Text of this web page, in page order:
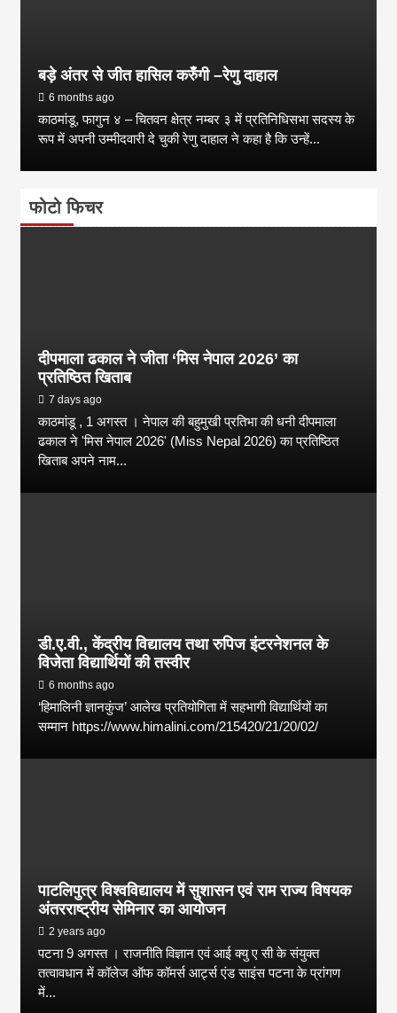
बड़े अंतर से जीत हासिल करुँंगी –रेणु दाहाल
6 months ago
काठमांडू, फागुन ४ – चितवन क्षेत्र नम्बर ३ में प्रतिनिधिसभा सदस्य के
रूप में अपनी उम्मीदवारी दे चुकी रेणु दाहाल ने कहा है कि उन्हें...
फोटो फिचर
दीपमाला ढकाल ने जीता ‘मिस नेपाल 2026’ का
प्रतिष्ठित खिताब
7 days ago
काठमांडू , 1 अगस्त । नेपाल की बहुमुखी प्रतिभा की धनी दीपमाला
ढकाल ने 'मिस नेपाल 2026' (Miss Nepal 2026) का प्रतिष्ठित
खिताब अपने नाम...
डी.ए.वी., केंद्रीय विद्यालय तथा रुपिज इंटरनेशनल के
विजेता विद्यार्थियों की तस्वीर
6 months ago
‘हिमालिनी ज्ञानकुंज’ आलेख प्रतियोगिता में सहभागी विद्यार्थियों का
सम्मान https://www.himalini.com/215420/21/20/02/
पाटलिपुत्र विश्वविद्यालय में सुशासन एवं राम राज्य विषयक
अंतरराष्ट्रीय सेमिनार का आयोजन
2 years ago
पटना 9 अगस्त । राजनीति विज्ञान एवं आई क्यु ए सी के संयुक्त
तत्वावधान में कॉलेज ऑफ कॉमर्स आर्ट्स एंड साइंस पटना के प्रांगण
में...